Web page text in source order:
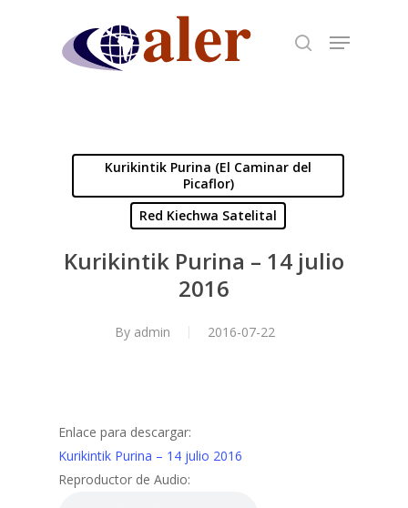
Kurikintik Purina (El Caminar del
Picaflor)
Red Kiechwa Satelital
Kurikintik Purina – 14 julio
2016
By admin 2016-07-22
Enlace para descargar:
Kurikintik Purina – 14 julio 2016
Reproductor de Audio: